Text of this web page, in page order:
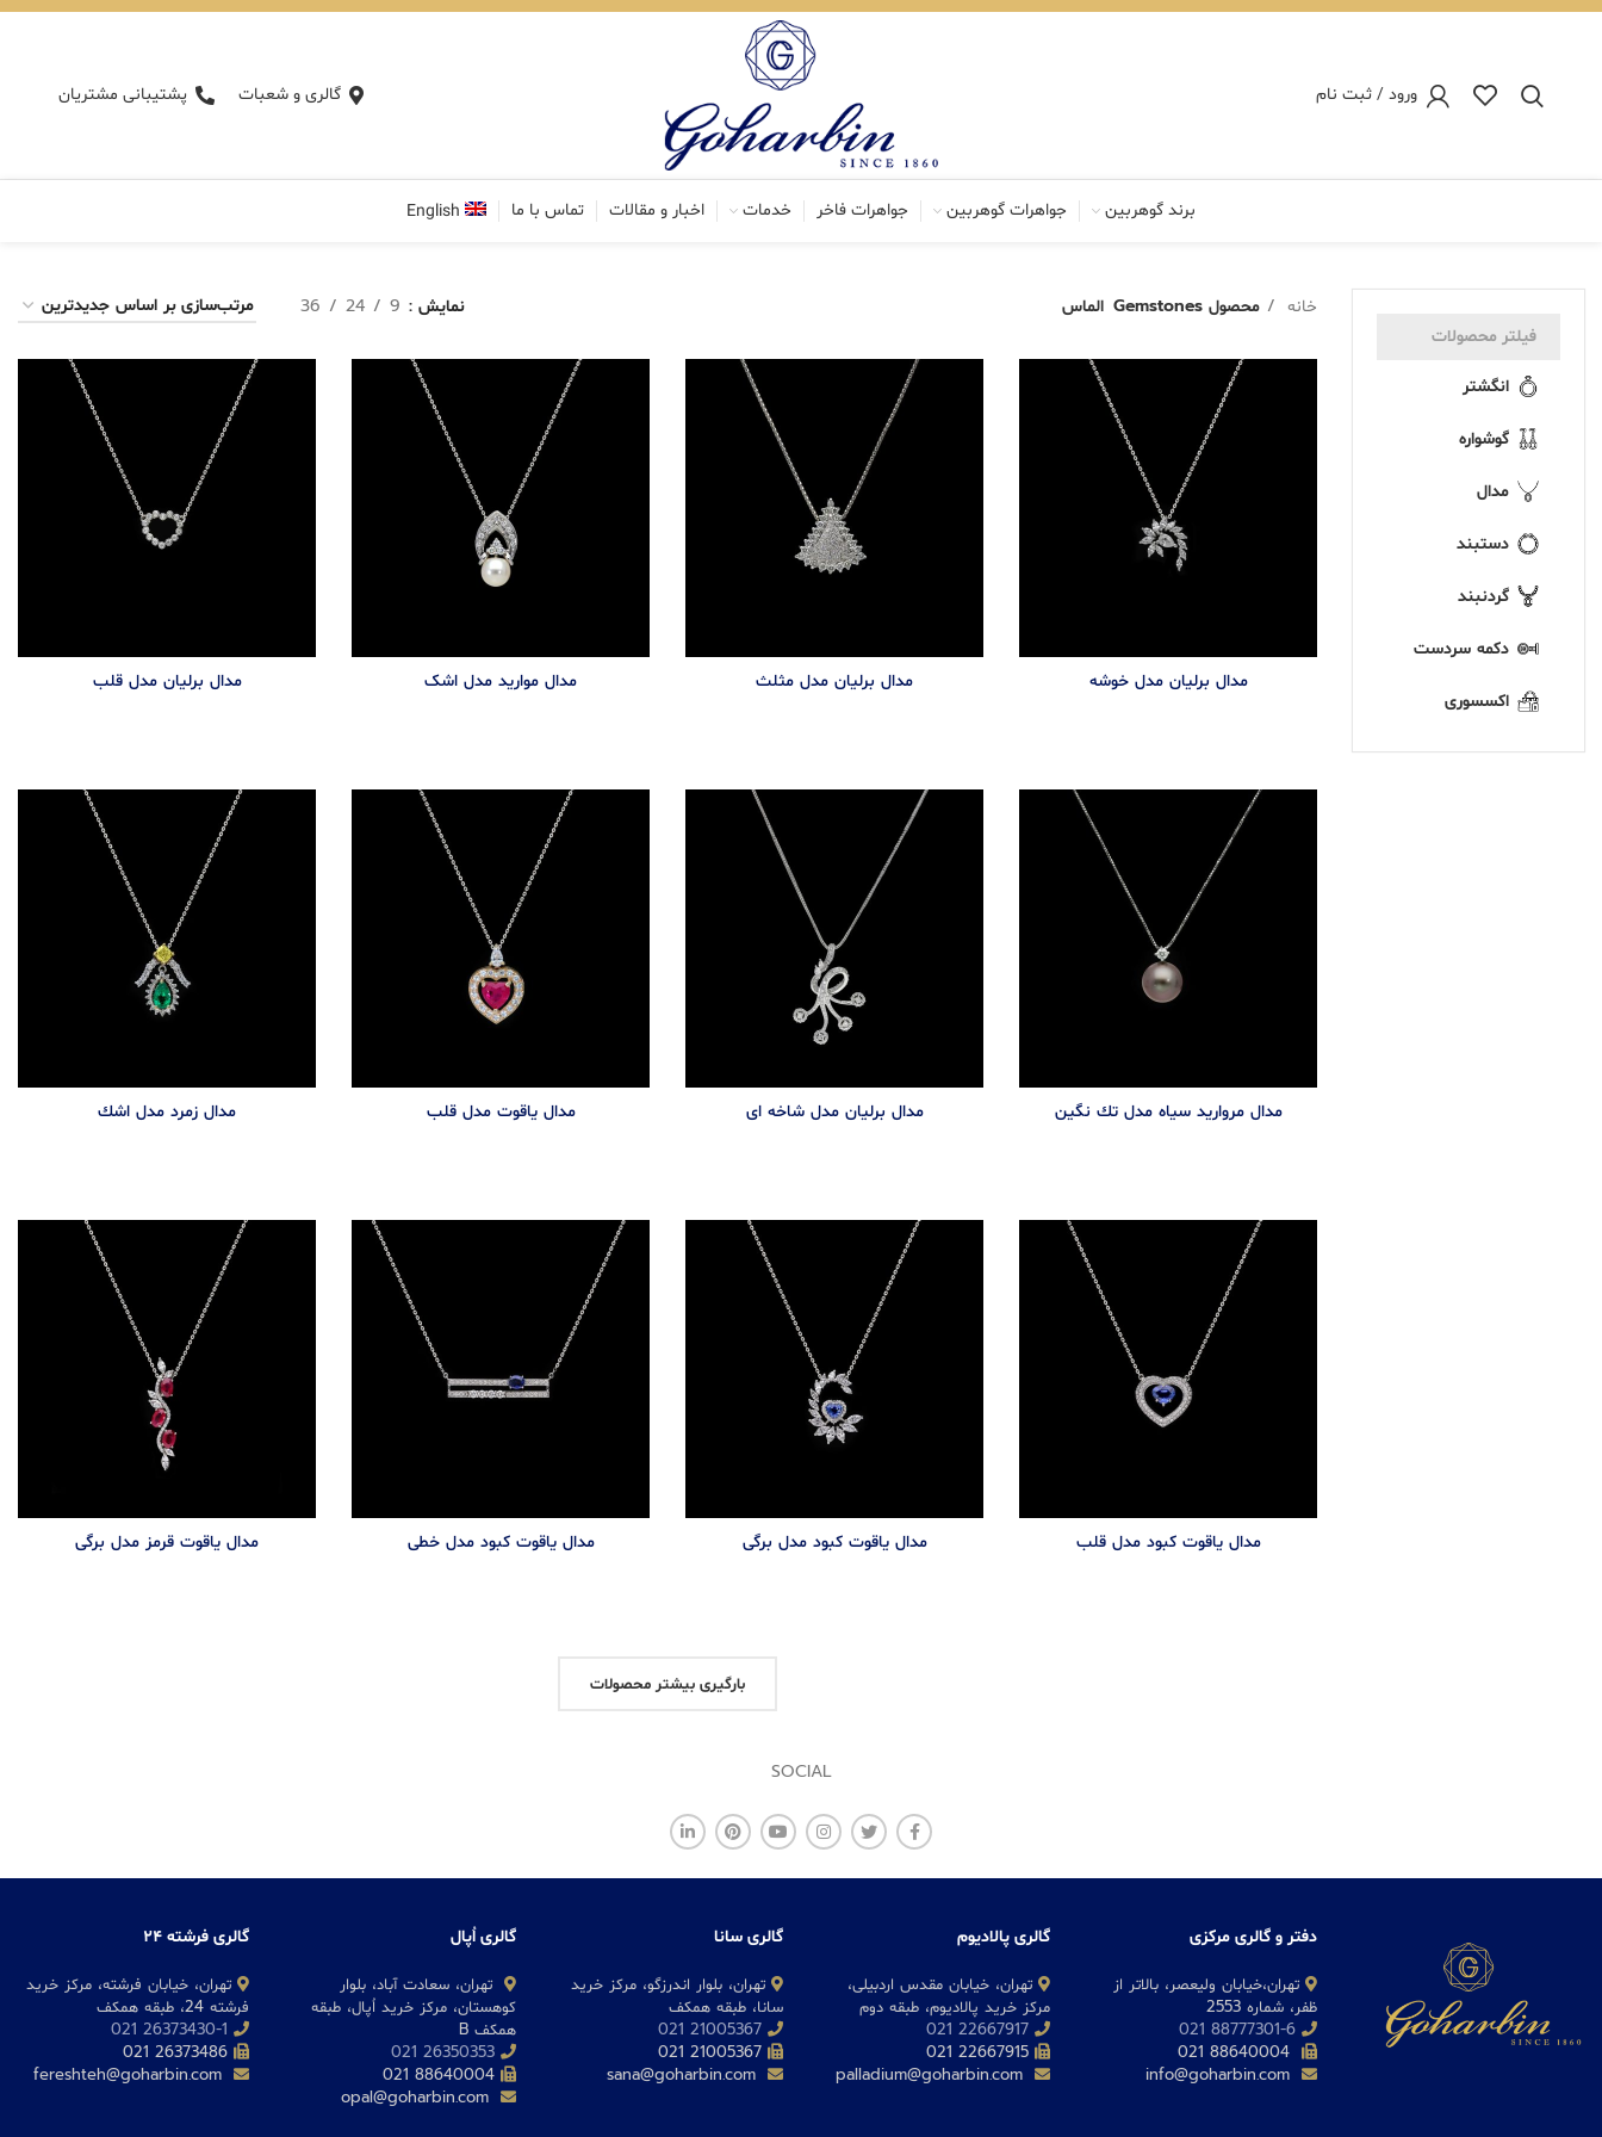
ورود / ثبت نام گالری و شعبات پشتیبانی مشتریان
برند گوهربین جواهرات گوهربین جواهرات فاخر خدمات اخبار و مقالات تماس با ما English
فیلتر محصولات
انگشتر
گوشواره
مدال
دستبند
گردنبند
دکمه سردست
اکسسوری
خانه محصول Gemstones الماس نمایش 9
24
36
مدال برلیان مدل خوشه مدال برليان مدل مثلث مدال موارید مدل اشک مدال برليان مدل قلب
مدال مرواريد سياه مدل تك نگين مدال برلیان مدل شاخه ای مدال ياقوت مدل قلب مدال زمرد مدل اشك
مدال یاقوت کبود مدل قلب مدال یاقوت کبود مدل برگی مدال یاقوت کبود مدل خطی مدال یاقوت قرمز مدل برگی
بارگیری بیشتر محصولات
SOCIAL
دفتر و گالری مرکزی
تهران،خیابان ولیعصر، بالاتر از
ظفر، شماره 2553
88777301-6 021
گالری پالادیوم
تهران، خیابان مقدس اردبیلی،
مرکز خرید پالادیوم، طبقه دوم
22667917 021
گالری سانا
تهران، بلوار اندرزگو، مرکز خرید
سانا، طبقه همکف
21005367 021
گالری اُپال
تهران، سعادت آباد، بلوار
کوهستان، مرکز خرید اُپال، طبقه
همکف B
26350353 021
گالری فرشته 24
تهران، خیابان فرشته، مرکز خرید
فرشته 24، طبقه همکف
26373430-1 021